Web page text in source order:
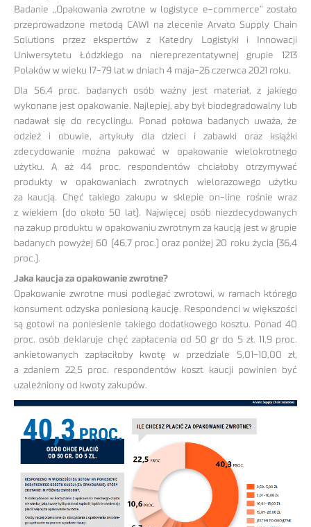
Badanie „Opakowania zwrotne w logistyce e-commerce” zostało
przeprowadzone metodą CAWI na zlecenie Arvato Supply Chain
Solutions przez ekspertów z Katedry Logistyki i Innowacji
Uniwersytetu Łódzkiego na niereprezentatywnej grupie 1213
Polaków w wieku 17-79 lat w dniach 4 maja-26 czerwca 2021 roku.
Dla 56,4 proc. badanych osób ważny jest materiał, z jakiego
wykonane jest opakowanie. Najlepiej, aby był biodegradowalny lub
nadawał się do recyclingu. Ponad połowa badanych uważa, że
odzież i obuwie, artykuły dla dzieci i zabawki oraz książki
zdecydowanie można pakować w opakowanie wielokrotnego
użytku. A aż 44 proc. respondentów chciałoby otrzymywać
produkty w opakowaniach zwrotnych wielorazowego użytku
za kaucją. Chęć takiego zakupu w sklepie on-line rośnie wraz
z wiekiem (do około 50 lat). Najwięcej osób niezdecydowanych
na zakup produktu w opakowaniu zwrotnym za kaucją jest w grupie
badanych powyżej 60 (46,7 proc.) oraz poniżej 20 roku życia (36,4
proc.).
Jaka kaucja za opakowanie zwrotne?
Opakowanie zwrotne musi podlegać zwrotowi, w ramach którego
konsument odzyska poniesioną kaucję. Respondenci w większości
są gotowi na poniesienie takiego dodatkowego kosztu. Ponad 40
proc. osób deklaruje chęć zapłacenia od 50 gr do 5 zł. 11,9 proc.
ankietowanych zapłaciłoby kwotę w przedziale 5,01−10,00 zł,
a zdaniem 22,5 proc. respondentów koszt kaucji powinien być
uzależniony od kwoty zakupów.